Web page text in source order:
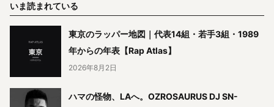
いま読まれている
東京のラッパー地図｜代表14組・若手3組・1989
年からの年表【Rap Atlas】
2026年8月2日
ハマの怪物、LAへ。OZROSAURUS DJ SN-